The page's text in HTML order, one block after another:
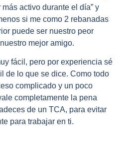
activo durante el día” y
si me como 2 rebanadas
puede ser nuestro peor
mejor amigo.
fácil, pero por experiencia sé
de lo que se dice. Como todo
complicado y un poco
completamente la pena
de un TCA, para evitar
para trabajar en ti.